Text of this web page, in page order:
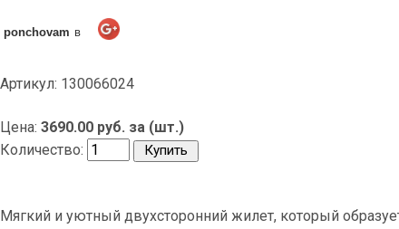
ponchovam в
Артикул: 130066024
Цена: 3690.00 руб. за (шт.)
Количество:
Мягкий и уютный двухсторонний жилет, который